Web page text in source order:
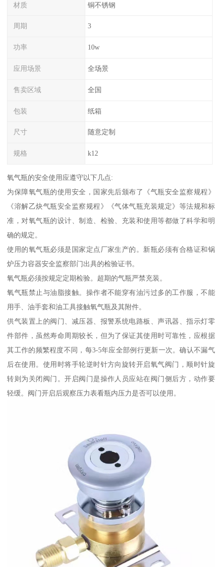
材质 铜不锈钢
周期 3
功率 10w
应用场景 全场景
售卖区域 全国
包装 纸箱
尺寸 随意定制
规格 k12
氧气瓶的安全使用应遵守以下几点:
为保障氧气瓶的使用安全，国家先后颁布了《气瓶安全监察规程》
《溶解乙炔气瓶安全监察规程》《气体气瓶充装规定》等法规和标
准，对氧气瓶的设计、制造、检验、充装和使用等都做了科学和明
确的规定。
使用的氧气瓶必须是国家定点厂家生产的。新瓶必须有合格证和锅
炉压力容器安全监察部门出具的检验证书。
氧气瓶必须按规定定期检验。超期的气瓶严禁充装。
氧气瓶禁止与油脂接触。操作者不能穿有油污过多的工作服，不能
用手、油手套和油工具接触氧气瓶及其附件。
供气装置上的阀门、减压器、报警系统电路板、声讯器、指示灯零
件部件，虽然寿命周期较长，但为了保证其使用时可靠性，应根据
其工作的频繁程度不同，每3-5年应全部例行更新一次。确认不漏气
后在使用。使用时将手轮逆时针方向旋转开启氧气阀门，顺时针旋
转则为关闭阀门。开启阀门是操作人员应站在阀门侧后方，动作要
轻缓。阀门开启后观察压力表看瓶内压力是否可以使用。